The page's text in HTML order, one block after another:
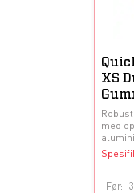
XS
med
Før: